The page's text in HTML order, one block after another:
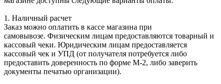
1. Наличный расчет
Заказ можно оплатить в кассе магазина при
самовывозе. Физическим лицам предоставляются товарный и
кассовый чеки. Юридическим лицам предоставляется
кассовый чек и УПД (от получателя потребуется либо
предоставить доверенность по форме М-2, либо заверить
документы печатью организации).